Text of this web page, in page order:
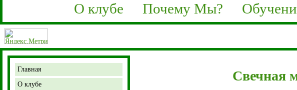
О клубе Почему Мы?
Главная
О клубе
Свечная